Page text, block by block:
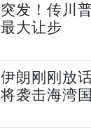
突发！传川
最大让步
伊朗刚刚放
将袭击海湾